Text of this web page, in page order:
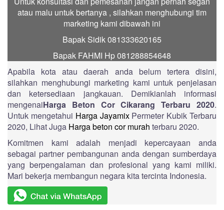
atau malu untuk bertanya , silahkan menghubungi tim
marketing kami dibawah ini
Bapak Sidik 081333620165
Bapak FAHMI Hp 081288854648
Apabila kota atau daerah anda belum tertera disini,
silahkan menghubungi marketing kami untuk penjelasan
dan ketersediaan jangkauan. Demikianlah informasi
mengenaiHarga Beton Cor Cikarang Terbaru 2020.
Untuk mengetahui Harga JayamixPermeter Kubik Terbaru
2020, Lihat Juga Harga beton cor murah terbaru 2020.
Komitmen kami adalah menjadi kepercayaan anda
sebagai partner pembangunan anda dengan sumberdaya
yang berpengalaman dan profesional yang kami miliki.
Mari bekerja membangun negara kita tercinta Indonesia.